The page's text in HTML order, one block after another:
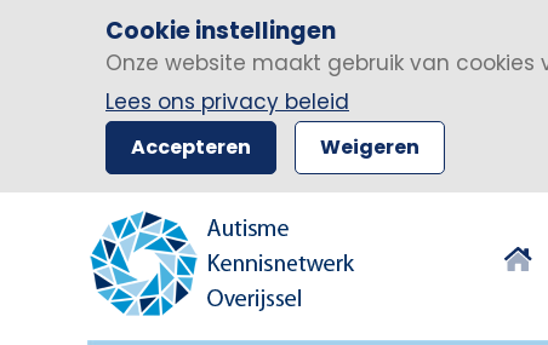
Cookie instellingen
Onze website maakt gebruik van
Lees ons privacy beleid
Accepteren Weigeren